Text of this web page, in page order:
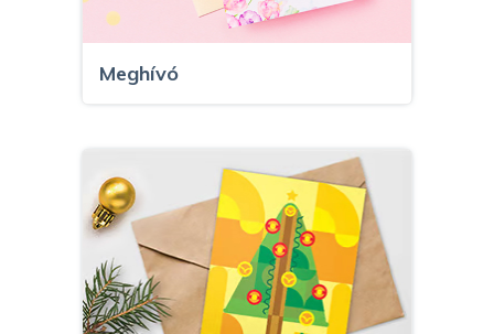
Meghívó